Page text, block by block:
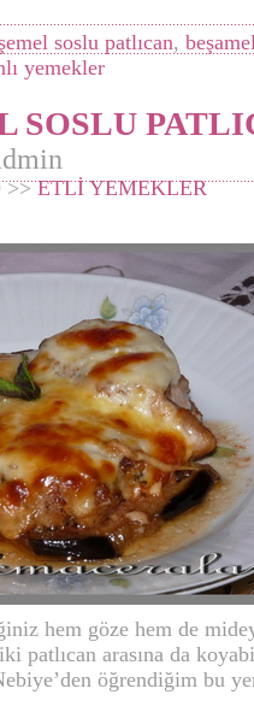
soslu patlıcan,
yemekler
SOSLU
>>ETLİ YEMEKLER
hem göze hem de
patlıcan arasına da
öğrendiğim bu